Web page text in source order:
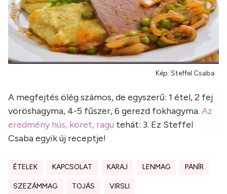
Kép: Steffel Csaba
A megfejtés ölég számos, de egyszerű: 1 étel, 2 fej
vöröshagyma, 4-5 fűszer, 6 gerezd fokhagyma. Az
eredmény hús, köret, ragu tehát: 3. Ez Steffel
Csaba egyik új receptje!
ÉTELEK KAPCSOLAT KARAJ LENMAG PANÍR
SZEZÁMMAG TOJÁS VIRSLI